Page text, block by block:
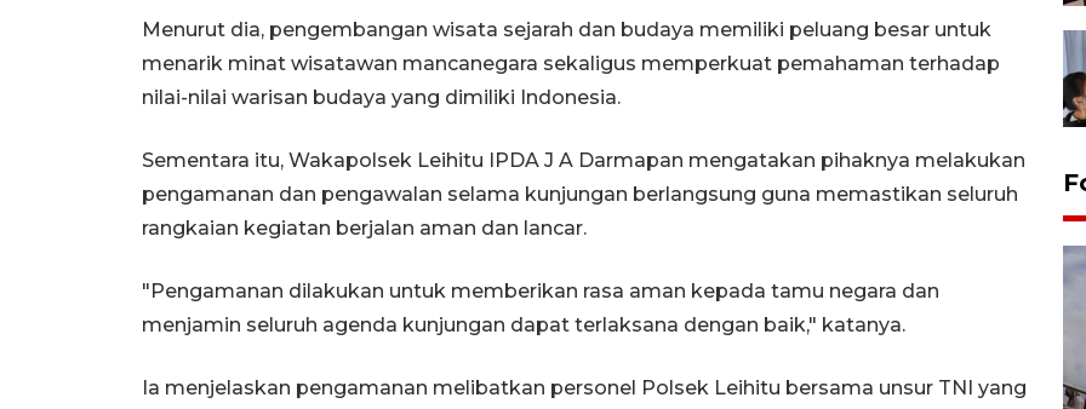
Menurut dia, pengembangan wisata sejarah dan budaya memiliki peluang besar untuk
menarik minat wisatawan mancanegara sekaligus memperkuat pemahaman terhadap
nilai-nilai warisan budaya yang dimiliki Indonesia.
Sementara itu, Wakapolsek Leihitu IPDA J A Darmapan mengatakan pihaknya melakukan
pengamanan dan pengawalan selama kunjungan berlangsung guna memastikan seluruh
rangkaian kegiatan berjalan aman dan lancar.
"Pengamanan dilakukan untuk memberikan rasa aman kepada tamu negara dan
menjamin seluruh agenda kunjungan dapat terlaksana dengan baik," katanya.
Ia menjelaskan pengamanan melibatkan personel Polsek Leihitu bersama unsur TNI yang